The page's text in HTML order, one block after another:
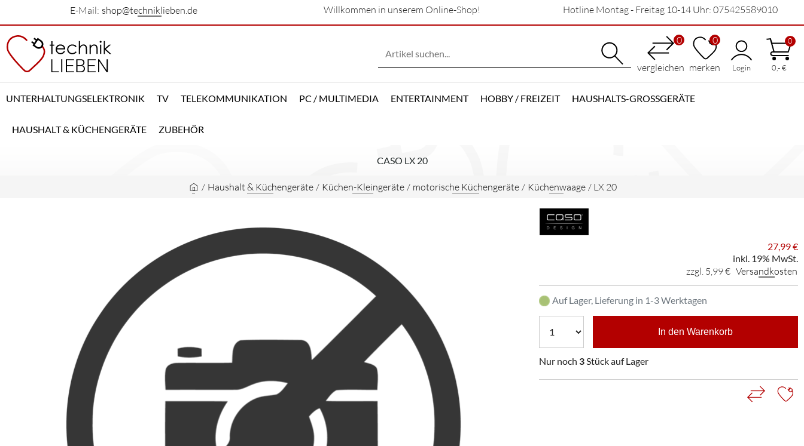
E-Mail: shop@techniklieben.de Willkommen in unserem Online-Shop! Hotline Montag - Freitag 10-14 Uhr: 075425589010
0
vergleichen
0
merken Login
0
0,- €
UNTERHALTUNGSELEKTRONIK TV TELEKOMMUNIKATION PC / MULTIMEDIA ENTERTAINMENT HOBBY / FREIZEIT HAUSHALTS-GROSSGERÄTE
HAUSHALT & KÜCHENGERÄTE ZUBEHÖR
CASO LX 20
/ Haushalt & Küchengeräte / Küchen-Kleingeräte / motorische Küchengeräte / Küchenwaage / LX 20
27,99 €
inkl. 19% MwSt.
zzgl. 5,99 € Versandkosten
Auf Lager, Lieferung in 1-3 Werktagen
In den Warenkorb
Nur noch 3Stück auf Lager